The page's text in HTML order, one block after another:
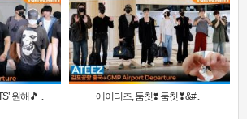
원해🎵 .. 에이티즈, 둠칫❣️ 둠칫❣&#..